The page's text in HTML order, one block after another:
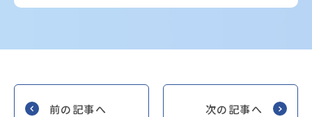
前の記事へ 次の記事へ